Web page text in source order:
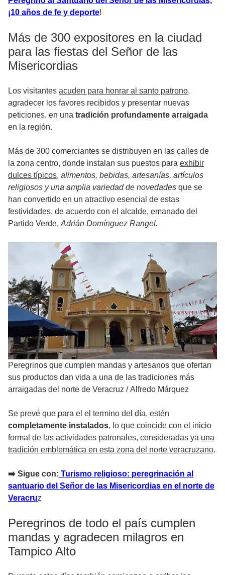
¡10 años de fe y deporte!
Más de 300 expositores en la ciudad
para las fiestas del Señor de las
Misericordias
Los visitantes acuden para honrar al santo patrono,
agradecer los favores recibidos y presentar nuevas
peticiones, en una tradición profundamente arraigada
en la región.
Más de 300 comerciantes se distribuyen en las calles de
la zona centro, donde instalan sus puestos para exhibir
dulces típicos, alimentos, bebidas, artesanías, artículos
religiosos y una amplia variedad de novedades que se
han convertido en un atractivo esencial de estas
festividades, de acuerdo con el alcalde, emanado del
Partido Verde, Adrián Domínguez Rangel.
Peregrinos que cumplen mandas y artesanos que ofertan
sus productos dan vida a una de las tradiciones más
arraigadas del norte de Veracruz /Alfredo Márquez
Se prevé que para el el termino del día, estén
completamente instalados, lo que coincide con el inicio
formal de las actividades patronales, consideradas ya una
tradición emblemática en esta zona del norte veracruzano.
➡️ Sigue con: Turismo religioso: peregrinación al
santuario del Señor de las Misericordias en el norte de
Veracruz
Peregrinos de todo el país cumplen
mandas y agradecen milagros en
Tampico Alto